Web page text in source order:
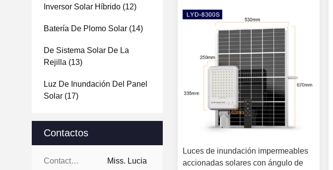
Inversor Solar Híbrido (12)
Batería De Plomo Solar (14)
De Sistema Solar De La
Rejilla (13)
Luz De Inundación Del Panel
Solar (17)
Contactos
Contactos: Miss. Lucia
Luces de inundación impermeables
accionadas solares con ángulo de